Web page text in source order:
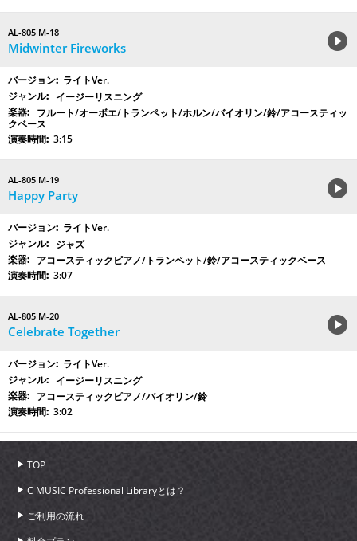
AL-805 M-18
Midwinter Fireworks
ライトVer.
イージーリスニング
フルート/オーボエ/トランペット/ホルン/バイオリン/鈴/アコースティッ
クベース
3:15
AL-805 M-19
Happy Party
ライトVer.
ジャズ
アコースティックピアノ/トランペット/鈴/アコースティックベース
3:07
AL-805 M-20
Celebrate Together
ライトVer.
イージーリスニング
アコースティックピアノ/バイオリン/鈴
3:02
TOP
C MUSIC Professional Libraryとは？
ご利用の流れ